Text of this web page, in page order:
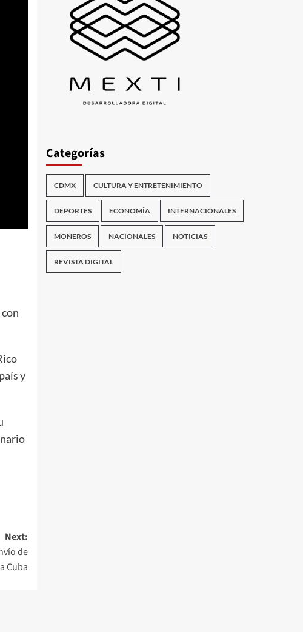
y
Next:
de
Cuba
Categorías
CDMX CULTURA Y ENTRETENIMIENTO
DEPORTES ECONOMÍA INTERNACIONALES
MONEROS NACIONALES NOTICIAS
REVISTA DIGITAL